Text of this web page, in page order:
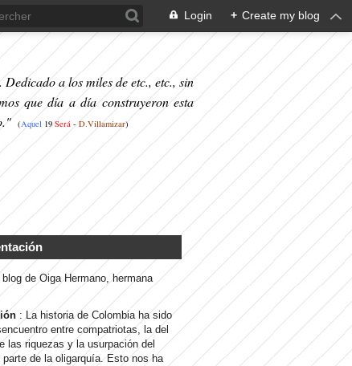
Login + Create my blog
a los miles de etc., etc., sin
que día a día construyeron esta
(Aquel 19 Será - D.Villamizar)
de Oiga Hermano, hermana
: La historia de Colombia ha sido
entre compatriotas, la del
las riquezas y la usurpación del
parte de la oligarquía. Esto nos ha